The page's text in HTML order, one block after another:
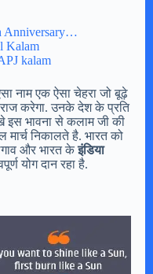
Anniversary…
Kalam
kalam
नाम एक ऐसा चेहरा जो बूढ़े
करेगा. उनके देश के प्रति
इस भावना से कलाम जी की
निकालते है. भारत को
और भारत केइंडिया
योग दान रहा है.